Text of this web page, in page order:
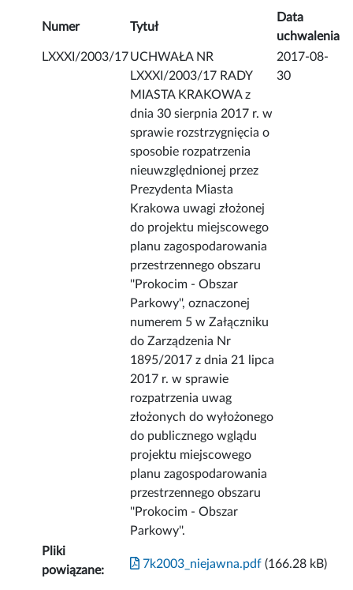
Numer Tytuł
Data
uchwalenia
LXXXI/2003/17UCHWAŁA NR
LXXXI/2003/17 RADY
MIASTA KRAKOWA z
dnia 30 sierpnia 2017 r. w
sprawie rozstrzygnięcia o
sposobie rozpatrzenia
nieuwzględnionej przez
Prezydenta Miasta
Krakowa uwagi złożonej
do projektu miejscowego
planu zagospodarowania
przestrzennego obszaru
''Prokocim - Obszar
Parkowy'', oznaczonej
numerem 5 w Załączniku
do Zarządzenia Nr
1895/2017 z dnia 21 lipca
2017 r. w sprawie
rozpatrzenia uwag
złożonych do wyłożonego
do publicznego wglądu
projektu miejscowego
planu zagospodarowania
przestrzennego obszaru
''Prokocim - Obszar
Parkowy''.
2017-08-
30
Pliki
powiązane:
7k2003_niejawna.pdf (166.28 kB)